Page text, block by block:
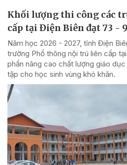
Khối lượng thi công các
cấp tại Điện Biên đạt 73 -
Năm học 2026 - 2027, tỉnh Điện
trường Phổ thông nội trú liên cấp
phần nâng cao chất lượng giáo
tập cho học sinh vùng khó khăn.